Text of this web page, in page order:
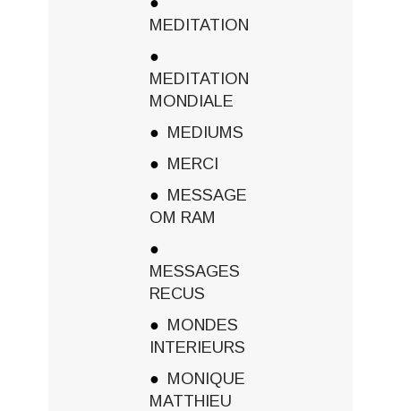
MEDITATION
MEDITATION
MONDIALE
MEDIUMS
MERCI
MESSAGE
OM RAM
MESSAGES
RECUS
MONDES
INTERIEURS
MONIQUE
MATTHIEU